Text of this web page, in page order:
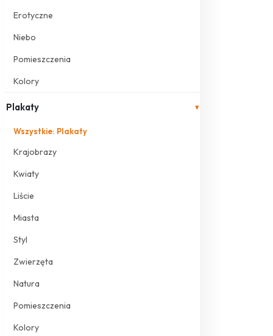
Erotyczne
Niebo
Pomieszczenia
Kolory
Plakaty ▾
Wszystkie: Plakaty
Krajobrazy
Kwiaty
Liście
Miasta
Styl
Zwierzęta
Natura
Pomieszczenia
Kolory